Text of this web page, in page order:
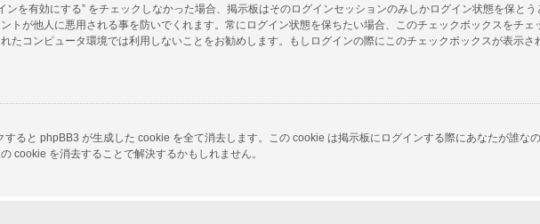
ンを有効にする” をチェックしなかった場合、掲示板はそのログインセッションのみしかログイン状態を保と
トが他人に悪用される事を防いでくれます。常にログイン状態を保ちたい場合、このチェックボックスをチ
たコンピュータ環境では利用しないことをお勧めします。もしログインの際にこのチェックボックスが表示
すると phpBB3 が生成した cookie を全て消去します。この cookie は掲示板にログインする際にあなたが誰な
cookie を消去することで解決するかもしれません。